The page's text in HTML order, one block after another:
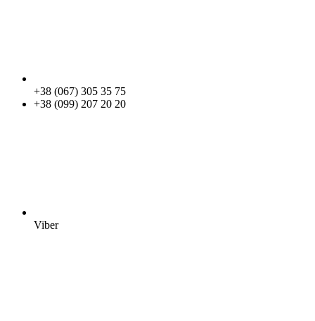
+38 (067) 305 35 75
+38 (099) 207 20 20
Viber